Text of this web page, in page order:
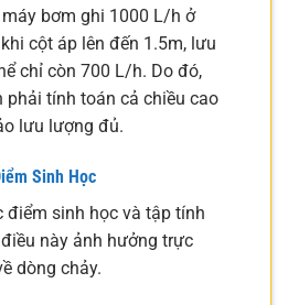
bơm ghi 1000 L/h ở
cột áp lên đến 1.5m, lưu
chỉ còn 700 L/h. Do đó,
phải tính toán cả chiều cao
lưu lượng đủ.
Sinh Học
điểm sinh học và tập tính
này ảnh hưởng trực
dòng chảy.